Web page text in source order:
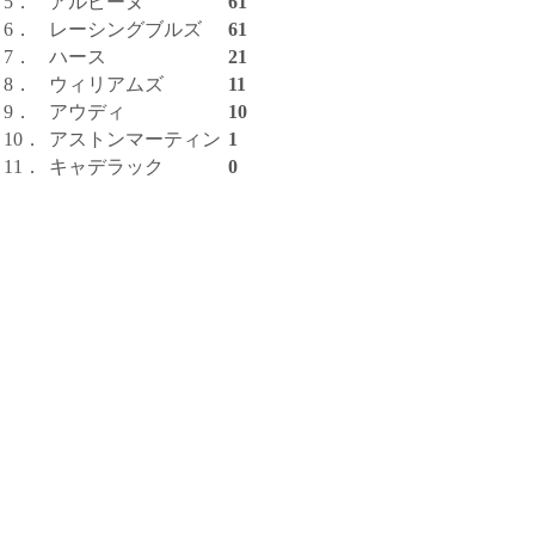
6．
レーシングブルズ
61
7．
ハース
21
8．
ウィリアムズ
11
9．
アウディ
10
10．
アストンマーティン 1
11．
キャデラック 0